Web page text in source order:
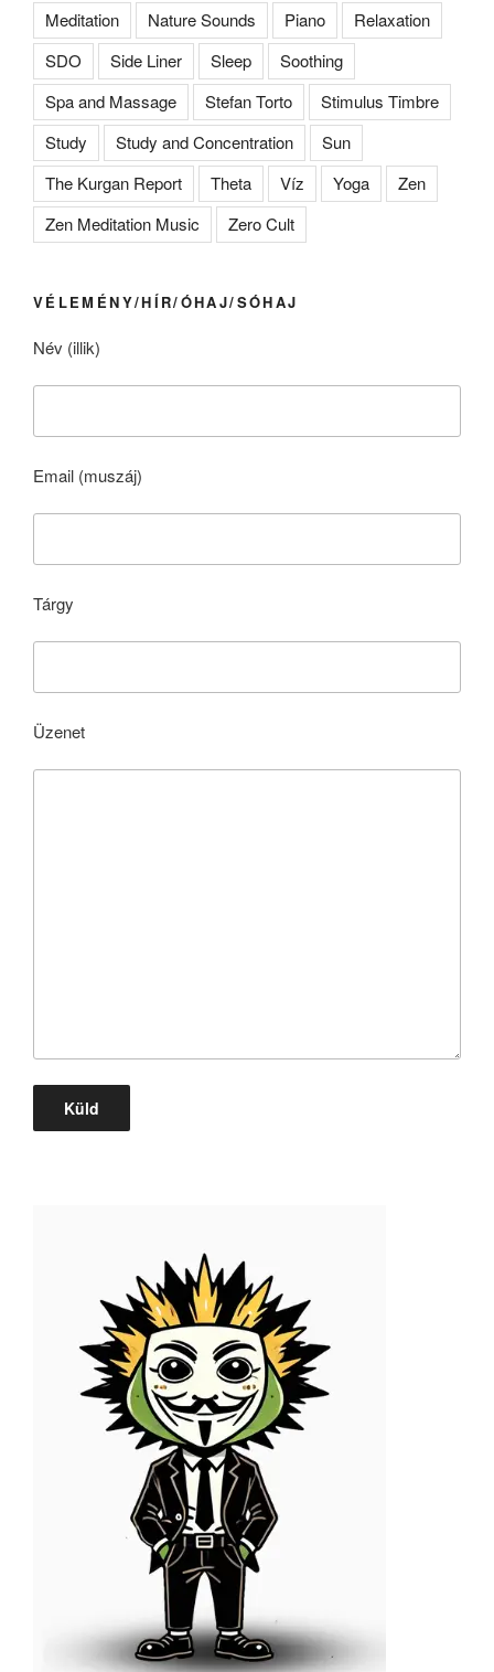
Meditation Nature Sounds Piano
Relaxation
SDO
Side Liner Sleep
Soothing
Spa and Massage
Stefan Torto
Stimulus Timbre
Study
Study and Concentration
Sun
The Kurgan Report
Theta Víz Yoga
Zen
Zen Meditation Music
Zero Cult
VÉLEMÉNY/HÍR/ÓHAJ/SÓHAJ
Név (illik)
Email (muszáj)
Tárgy
Üzenet